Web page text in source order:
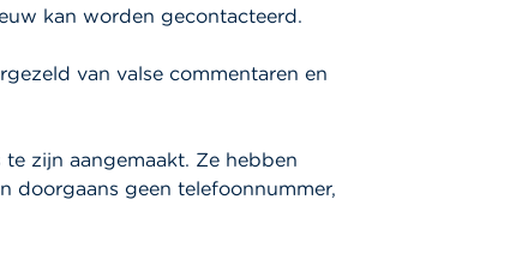
kan worden gecontacteerd.
van valse commentaren en
zijn aangemaakt. Ze hebben
doorgaans geen telefoonnummer,